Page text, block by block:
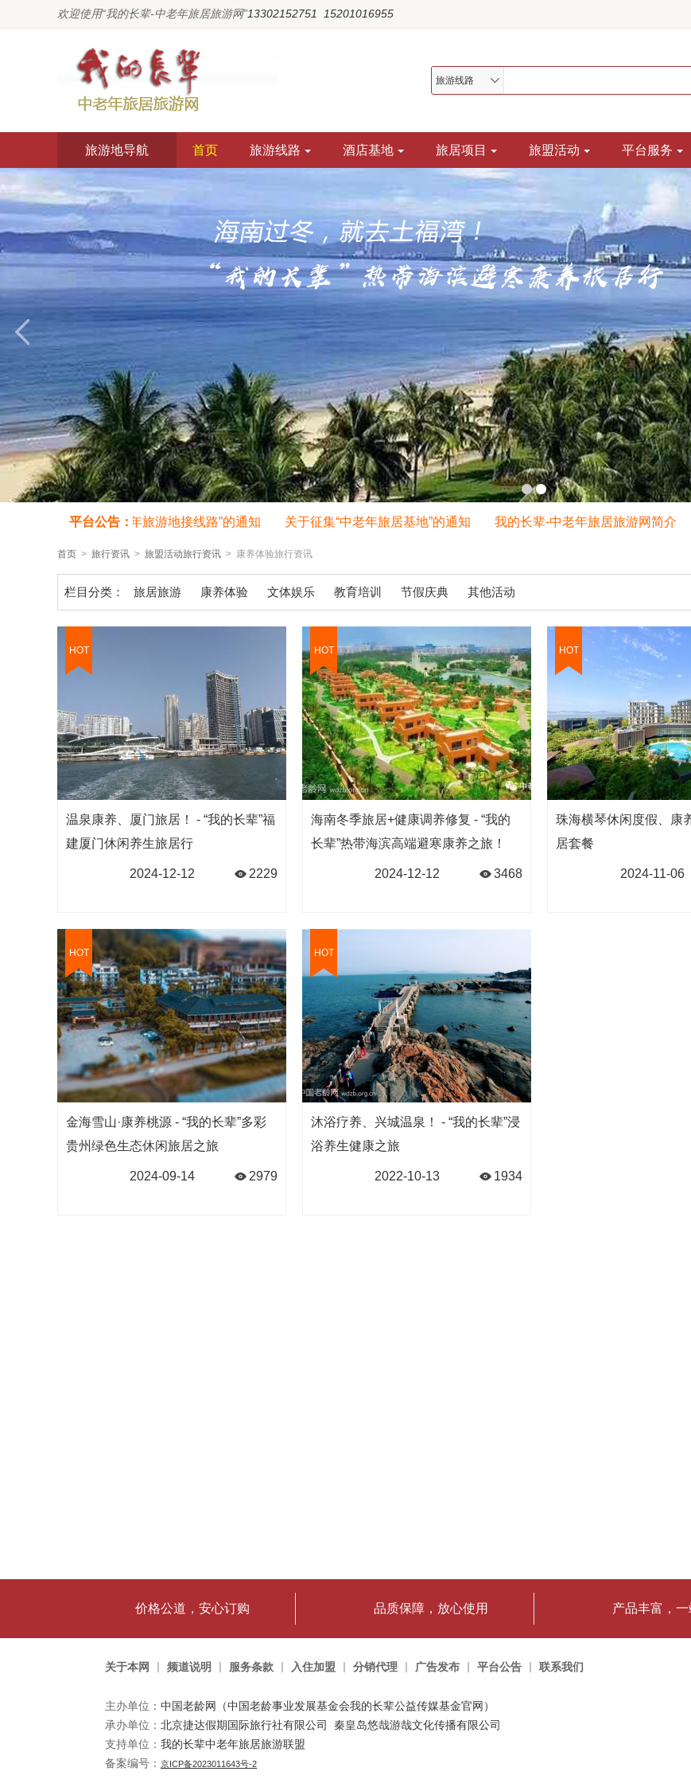
欢迎使用“我的长辈-中老年旅居旅游网”13302152751  15201016955
旅游线路
旅游地导航 首页 旅游线路 酒店基地 旅居项目 旅盟活动 平台服务
平台公告：
于征集旅行社“中老年旅游地接线路”的通知 关于征集“中老年旅居基地”的通知 我的长辈-中老年旅居旅游网简介
首页 > 旅行资讯 > 旅盟活动旅行资讯 > 康养体验旅行资讯
栏目分类： 旅居旅游 康养体验 文体娱乐 教育培训 节假庆典 其他活动
HOT
温泉康养、厦门旅居！ - “我的长辈”福
建厦门休闲养生旅居行
2229
2024-12-12
HOT
海南冬季旅居+健康调养修复 - “我的
长辈”热带海滨高端避寒康养之旅！
3468
2024-12-12
HOT
珠海横琴休闲度假、康
居套餐
2024-11-06
HOT
金海雪山·康养桃源 - “我的长辈”多彩
贵州绿色生态休闲旅居之旅
2979
2024-09-14
HOT
沐浴疗养、兴城温泉！ - “我的长辈”浸
浴养生健康之旅
1934
2022-10-13
价格公道，安心订购 品质保障，放心使用 产品丰富，
关于本网 频道说明 服务条款 入住加盟 分销代理 广告发布 平台公告 联系我们
主办单位： 中国老龄网（中国老龄事业发展基金会我的长辈公益传媒基金官网）
承办单位：​ 北京捷达假期国际旅行社有限公司
秦皇岛悠哉游哉文化传播有限公司
支持单位： 我的长辈中老年旅居旅游联盟
备案编号： 京ICP备2023011643号-2